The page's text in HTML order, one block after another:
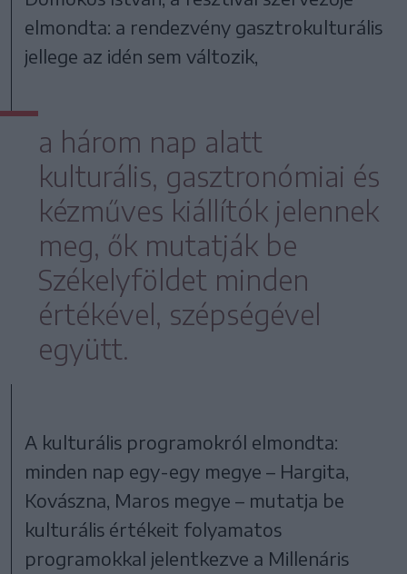
elmondta: a rendezvény gasztrokulturális
jellege az idén sem változik,
a három nap alatt
kulturális, gasztronómiai és
kézműves kiállítók jelennek
meg, ők mutatják be
Székelyföldet minden
értékével, szépségével
együtt.
A kulturális programokról elmondta:
minden nap egy-egy megye – Hargita,
Kovászna, Maros megye – mutatja be
kulturális értékeit folyamatos
programokkal jelentkezve a Millenáris